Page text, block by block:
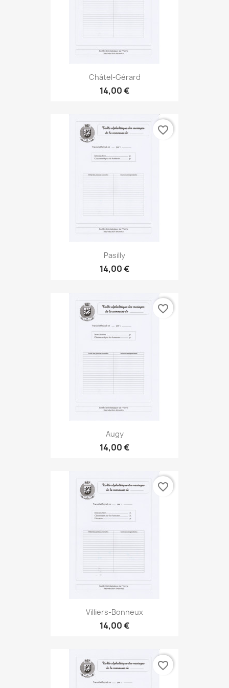
Châtel-Gérard
14,00 €
Pasilly
14,00 €
favorite_border
Augy
14,00 €
favorite_border
Villiers-Bonneux
14,00 €
favorite_border
favorite_border